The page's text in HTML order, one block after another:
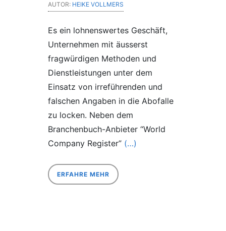
AUTOR: HEIKE VOLLMERS
Es ein lohnenswertes Geschäft,
Unternehmen mit äusserst
fragwürdigen Methoden und
Dienstleistungen unter dem
Einsatz von irreführenden und
falschen Angaben in die Abofalle
zu locken. Neben dem
Branchenbuch-Anbieter “World
Company Register” (…)
ERFAHRE MEHR